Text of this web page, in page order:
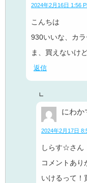
2024年2月16日 1:56
こんちは
930いいな、カ
ま、買えないけ
返信
にわか
2024年2月17日
しらす☆さん
コメントあり
いけるって！